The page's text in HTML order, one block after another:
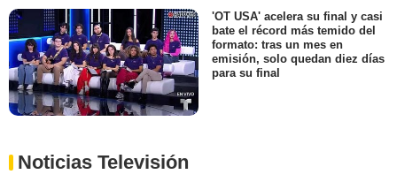
'OT USA' acelera su final y casi
bate el récord más temido del
formato: tras un mes en
emisión, solo quedan diez días
para su final
Noticias Televisión